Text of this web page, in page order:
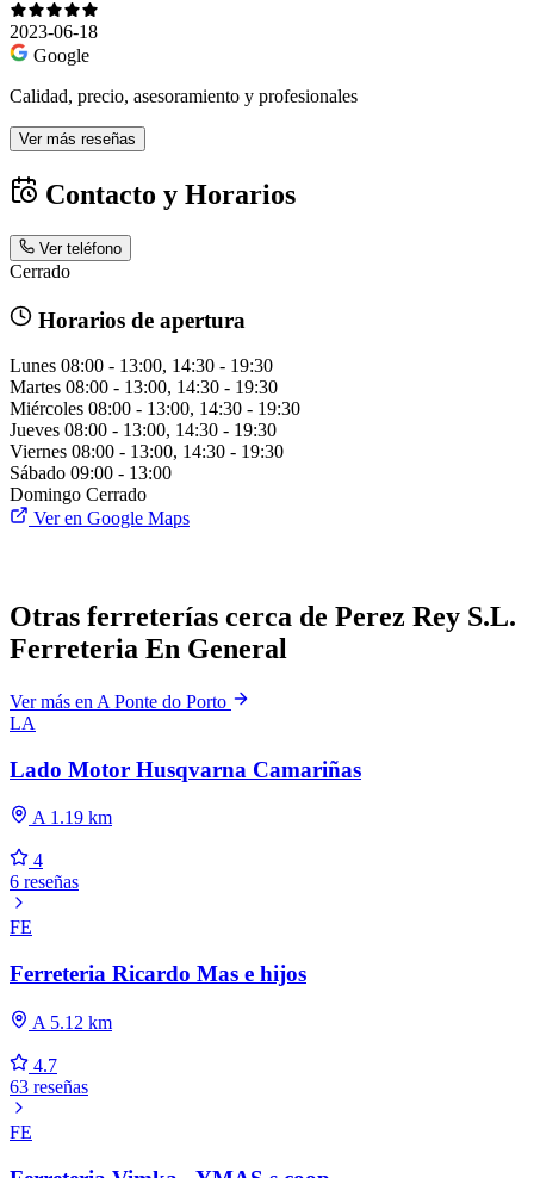
2023-06-18
Google
Calidad, precio, asesoramiento y profesionales
Ver más reseñas
Contacto y Horarios
Ver teléfono
Cerrado
Horarios de apertura
Lunes 08:00 - 13:00, 14:30 - 19:30
Martes 08:00 - 13:00, 14:30 - 19:30
Miércoles 08:00 - 13:00, 14:30 - 19:30
Jueves 08:00 - 13:00, 14:30 - 19:30
Viernes 08:00 - 13:00, 14:30 - 19:30
Sábado 09:00 - 13:00
Domingo Cerrado
Ver en Google Maps
Otras ferreterías cerca de Perez Rey S.L.
Ferreteria En General
Ver más en A Ponte do Porto
LA
Lado Motor Husqvarna Camariñas
A 1.19 km
4
6 reseñas
FE
Ferreteria Ricardo Mas e hijos
A 5.12 km
4.7
63 reseñas
FE